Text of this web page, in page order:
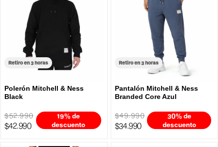
Retiro en 3 horas
Polerón Mitchell & Ness
Black
$52.990
$42.990
19% de
descuento
Retiro en 3 horas
Pantalón Mitchell & Ness
Branded Core Azul
$49.990
$34.990
30% de
descuento